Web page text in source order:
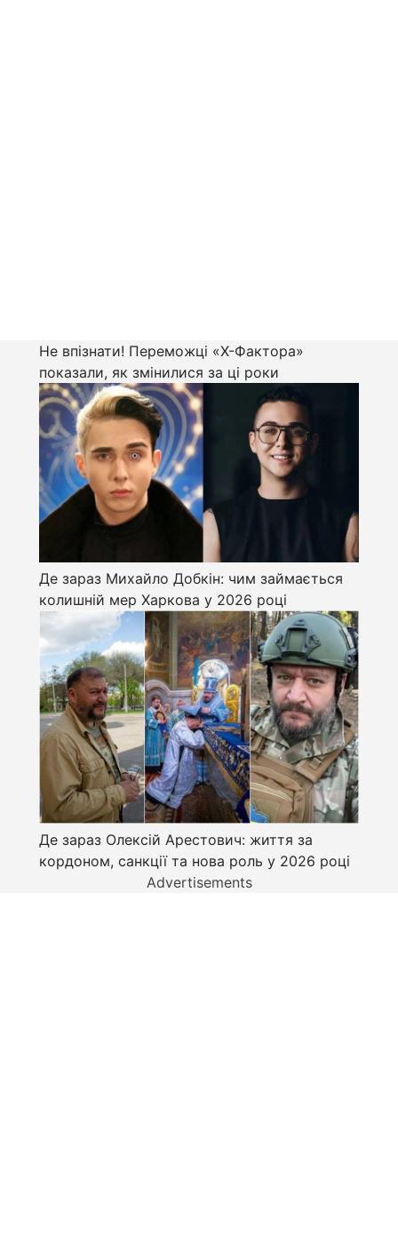
Не впізнати! Переможці «Х-Фактора»
показали, як змінилися за ці роки
Де зараз Михайло Добкін: чим займається
колишній мер Харкова у 2026 році
Де зараз Олексій Арестович: життя за
кордоном, санкції та нова роль у 2026 році
Advertisements